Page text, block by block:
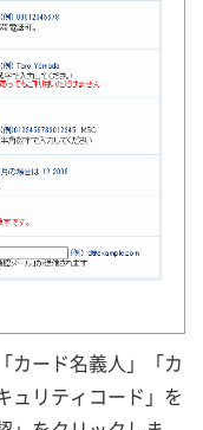
カード名義人」「カ
ュリティコード」を